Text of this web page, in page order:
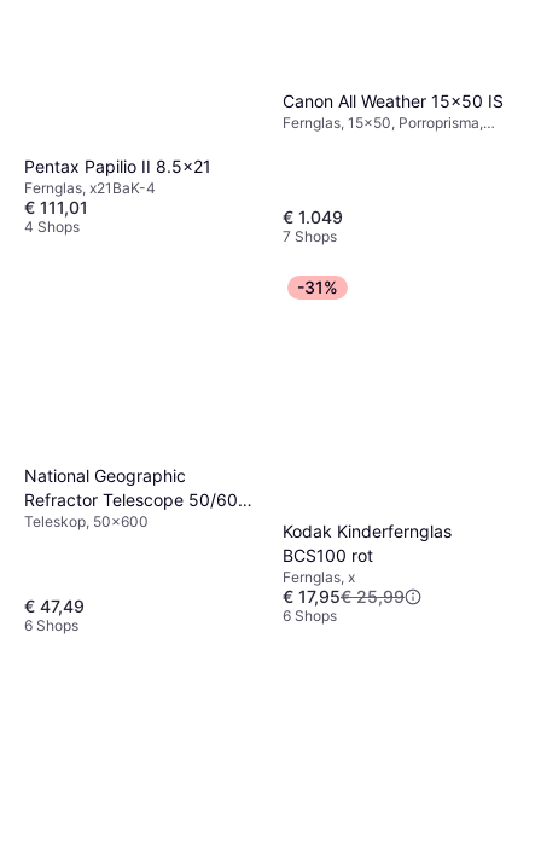
Pentax Papilio II 8.5x21
Fernglas, x21BaK-4
€ 111,01
4 Shops
Canon All Weather 15x50 IS
Fernglas, 15x50, Porroprisma,
€ 1.049
7 Shops
National Geographic
Refractor Telescope 50/600
AZ
Teleskop, 50x600
€ 47,49
6 Shops
-31%
Kodak Kinderfernglas
BCS100 rot
Fernglas, x
€ 17,95€ 25,99
6 Shops